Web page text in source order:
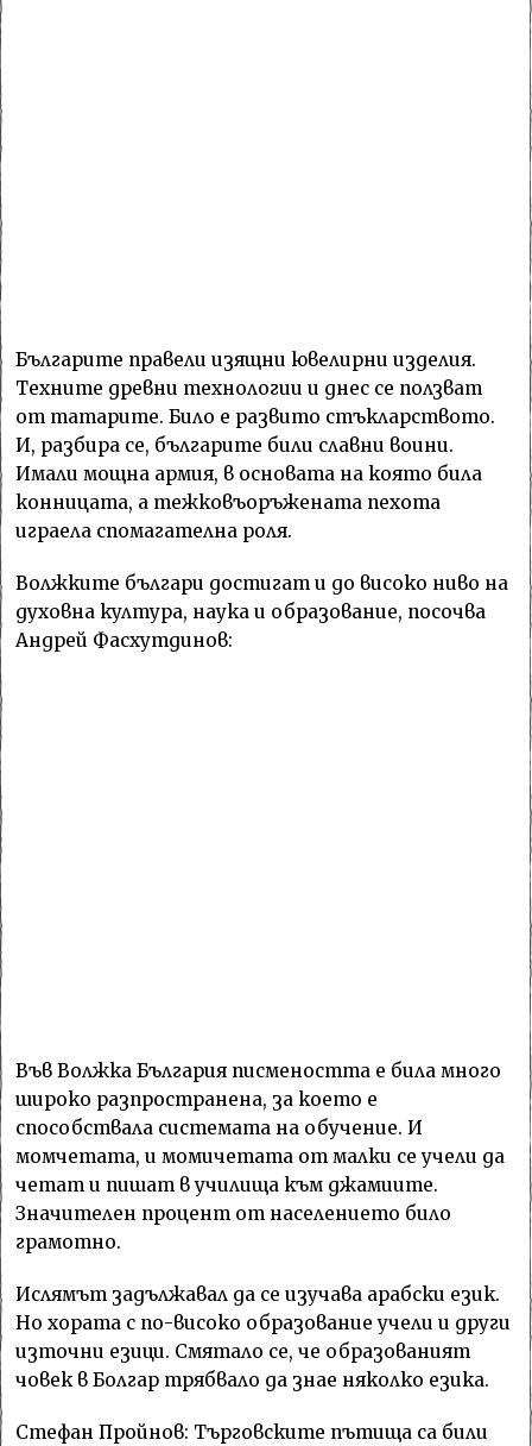
Българите правели изящни ювелирни изделия.
Техните древни технологии и днес се ползват
от татарите. Било е развито стъкларството.
И, разбира се, българите били славни воини.
Имали мощна армия, в основата на която била
конницата, а тежковъоръжената пехота
играела спомагателна роля.
Волжките българи достигат и до високо ниво на
духовна култура, наука и образование, посочва
Андрей Фасхутдинов:
Във Волжка България писмеността е била много
широко разпространена, за което е
способствала системата на обучение. И
момчетата, и момичетата от малки се учели да
четат и пишат в училища към джамиите.
Значителен процент от населението било
грамотно.
Ислямът задължавал да се изучава арабски език.
Но хората с по-високо образование учели и други
източни езици. Смятало се, че образованият
човек в Болгар трябвало да знае няколко езика.
Стефан Пройнов: Търговските пътища са били